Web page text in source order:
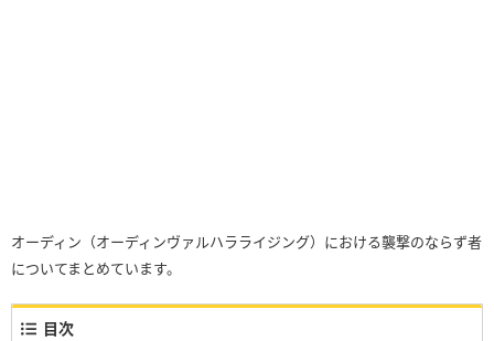
オーディン（オーディンヴァルハラライジング）における襲撃のならず者
についてまとめています。
目次